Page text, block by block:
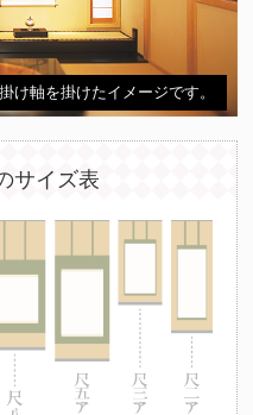
け軸を掛けたイメージです。
サイズ表